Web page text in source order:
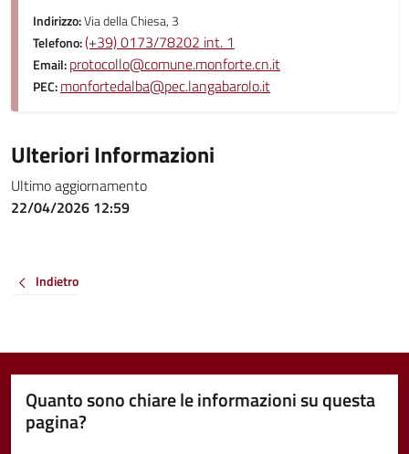
Indirizzo:Via della Chiesa, 3
Telefono:(+39) 0173/78202 int. 1
Email:protocollo@comune.monforte.cn.it
PEC:monfortedalba@pec.langabarolo.it
Ulteriori Informazioni
Ultimo aggiornamento
22/04/2026 12:59
Indietro
Quanto sono chiare le informazioni su questa
pagina?